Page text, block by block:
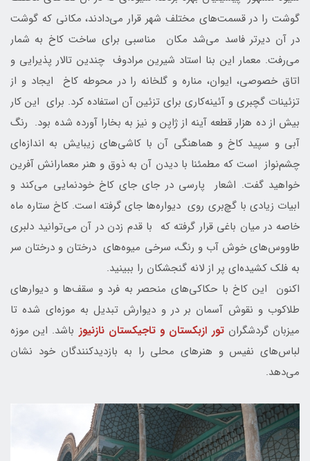
گوشت را در قسمت‌های مختلف شهر قرار می‌دادند، مکانی که گوشت
در آن دیرتر فاسد می‌شد مکان مناسبی برای ساخت کاخ به شمار
می‌رفت. معمار این بنا استاد شیرین مرادوف چندین تالار پذیرایی و
اتاق خصوصی، ایوان، مناره و گلخانه را در محوطه کاخ ایجاد و از
تزئینات گچبری و آئینه‌کاری برای تزئین آن استفاده کرد. برای این کار
بیش از ده هزار قطعه آینه از ژاپن و نیز به بخارا آورده شده بود. رنگ
آبی و سپید کاخ و هماهنگی آن با کاشی‌های زیبایش به اندازه‌ای
چشم‌نواز است که مطمئنا با دیدن آن به ذوق و هنر معمارانش آفرین
خواهید گفت. اشعار پارسی در جای جای کاخ خودنمایی می‌کند و
ابیات زیادی با گچ‌بری روی دیواره‌ها جای گرفته است. کاخ ستاره ماه
خاصه در میان باغی قرار گرفته که با قدم زدن در آن می‌توانید دلبری
طاووس‌های خوش آب و رنگ، سرخی میوه‌های درختان و درختان سر
به فلک کشیده‌ای پر از لانه گنجشکان را ببینید.
اکنون این کاخ با حکاکی‌های منحصر به فرد و سقف‌ها و دیوارهای
طلاکوب و نقوش آسمان بر در و دیوارش تبدیل به موزه‌ای شده تا
میزبان گردشگرانتور ازبکستان و تاجیکستان نازنیوز باشد. این موزه
لباس‌های نفیس و هنرهای محلی را به بازدیدکنندگان خود نشان
می‌دهد.